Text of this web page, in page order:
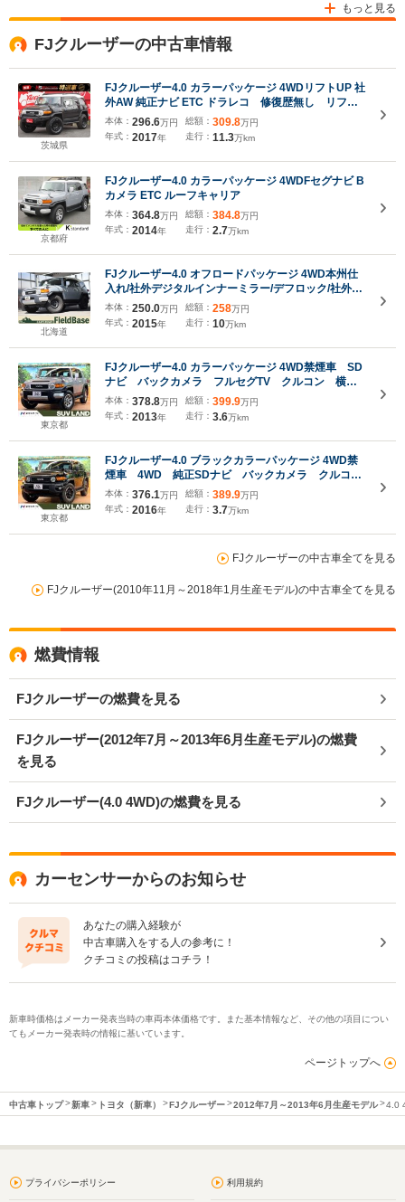
もっと見る
FJクルーザーの中古車情報
茨城県
FJクルーザー4.0 カラーパッケージ 4WDリフトUP 社
外AW 純正ナビ ETC ドラレコ 修復歴無し リフト
アップ 純正SDナビ Bluetooth対応 フルセグ
TV バックカメラ ドライブレコーダー フロン
トフォグ バックフォグ バックソナー
本体： 296.6万円
年式： 2017年
総額： 309.8万円
走行： 11.3万km
京都府
FJクルーザー4.0 カラーパッケージ 4WDFセグナビ B
カメラ ETC ルーフキャリア
本体： 364.8万円
年式： 2014年
総額： 384.8万円
走行： 2.7万km
北海道
FJクルーザー4.0 オフロードパッケージ 4WD本州仕
入れ/社外デジタルインナーミラー/デフロック/社外
androidオーディオ/バックカメラ/ETC/リヤフォグラ
ンプ/ワイパーデアイサー/4WD切替/クロールコントロ
ール/ビルシュタインショックアブソ-バー
本体： 250.0万円
年式： 2015年
総額： 258万円
走行： 10万km
東京都
FJクルーザー4.0 カラーパッケージ 4WD禁煙車 SD
ナビ バックカメラ フルセグTV クルコン 横滑
り防止装置 純正17インチアルミ キーレス ETC
本体： 378.8万円
年式： 2013年
総額： 399.9万円
走行： 3.6万km
東京都
FJクルーザー4.0 ブラックカラーパッケージ 4WD禁
煙車 4WD 純正SDナビ バックカメラ クルコ
ン クリアランスソナー デフロック ETC ドラレ
コ 純正17インチアルミ フルセグTV Bluetooth
本体： 376.1万円
年式： 2016年
総額： 389.9万円
走行： 3.7万km
FJクルーザーの中古車全てを見る
FJクルーザー(2010年11月～2018年1月生産モデル)の中古車全てを見る
燃費情報
FJクルーザーの燃費を見る
FJクルーザー(2012年7月～2013年6月生産モデル)の燃費
を見る
FJクルーザー(4.0 4WD)の燃費を見る
カーセンサーからのお知らせ
あなたの購入経験が
中古車購入をする人の参考に！
クチコミの投稿はコチラ！
新車時価格はメーカー発表当時の車両本体価格です。また基本情報など、その他の項目につい
てもメーカー発表時の情報に基いています。
ページトップへ
中古車トップ 新車 トヨタ（新車） FJクルーザー 2012年7月～2013年6月生産モデル 4.0
プライバシーポリシー 利用規約